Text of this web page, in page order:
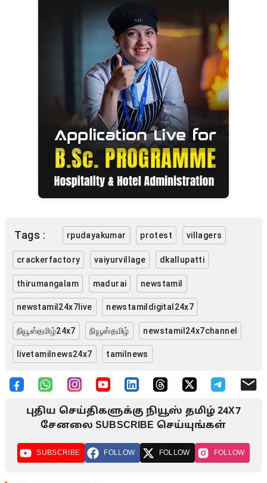
Tags : rpudayakumar protest villagers
crackerfactory vaiyurvillage dkallupatti
thirumangalam madurai newstamil
newstamil24x7live newstamildigital24x7
நியூஸ்தமிழ்24x7 நியூஸ்தமிழ் newstamil24x7channel
livetamilnews24x7 tamilnews
புதிய செய்திகளுக்கு நியூஸ் தமிழ் 24X7
சேனலை SUBSCRIBE செய்யுங்கள்
SUBSCRIBE FOLLOW FOLLOW FOLLOW